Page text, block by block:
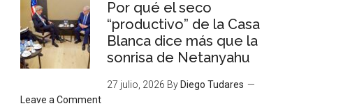
Por qué el seco
“productivo” de la Casa
Blanca dice más que la
sonrisa de Netanyahu
27 julio, 2026 By Diego Tudares
Leave a Comment